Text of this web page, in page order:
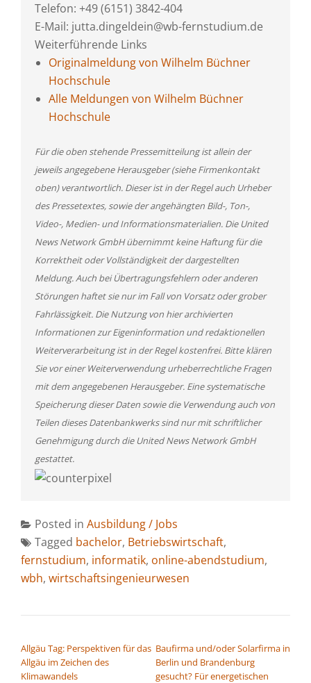
Telefon: +49 (6151) 3842-404
E-Mail: jutta.dingeldein@wb-fernstudium.de
Weiterführende Links
Originalmeldung von Wilhelm Büchner
Hochschule
Alle Meldungen von Wilhelm Büchner
Hochschule
Für die oben stehende Pressemitteilung ist allein der
jeweils angegebene Herausgeber (siehe Firmenkontakt
oben) verantwortlich. Dieser ist in der Regel auch Urheber
des Pressetextes, sowie der angehängten Bild-, Ton-,
Video-, Medien- und Informationsmaterialien. Die United
News Network GmbH übernimmt keine Haftung für die
Korrektheit oder Vollständigkeit der dargestellten
Meldung. Auch bei Übertragungsfehlern oder anderen
Störungen haftet sie nur im Fall von Vorsatz oder grober
Fahrlässigkeit. Die Nutzung von hier archivierten
Informationen zur Eigeninformation und redaktionellen
Weiterverarbeitung ist in der Regel kostenfrei. Bitte klären
Sie vor einer Weiterverwendung urheberrechtliche Fragen
mit dem angegebenen Herausgeber. Eine systematische
Speicherung dieser Daten sowie die Verwendung auch von
Teilen dieses Datenbankwerks sind nur mit schriftlicher
Genehmigung durch die United News Network GmbH
gestattet.
Posted in Ausbildung / Jobs
Tagged bachelor, Betriebswirtschaft,
fernstudium, informatik, online-abendstudium,
wbh, wirtschaftsingenieurwesen
Allgäu Tag: Perspektiven für das
Allgäu im Zeichen des
Klimawandels
Baufirma und/oder Solarfirma in
Berlin und Brandenburg
gesucht? Für energetischen